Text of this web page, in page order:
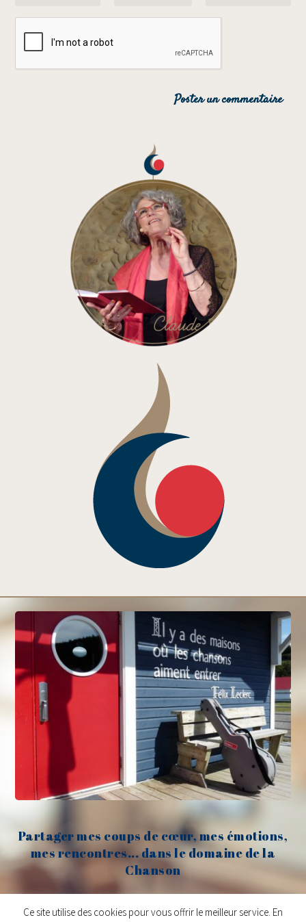
Partager mes coups de cœur, mes émotions,
mes rencontres... dans le domaine de la
Chanson
Claude Fèvre
Ce site utilise des cookies pour vous offrir le meilleur service. En